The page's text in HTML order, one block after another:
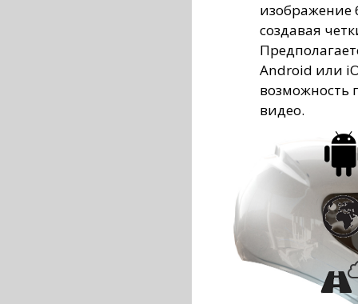
изображение
создавая
Android или
возможность
видео.